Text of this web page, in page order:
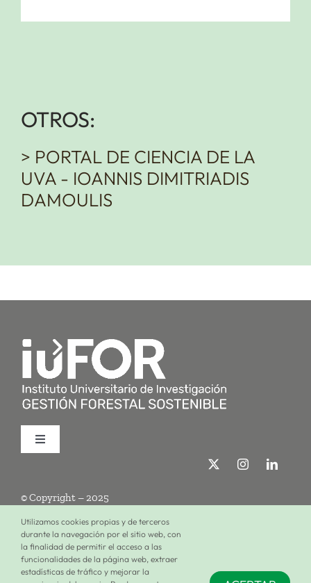
OTROS:
> PORTAL DE CIENCIA DE LA
UVA - IOANNIS DIMITRIADIS
DAMOULIS
Toggle
Investigación
Formación
© Copyright – 2025
Términos de uso Política de privacidad
Utilizamos cookies propias y de terceros
durante la navegación por el sitio web, con
la finalidad de permitir el acceso a las
funcionalidades de la página web, extraer
estadísticas de tráfico y mejorar la